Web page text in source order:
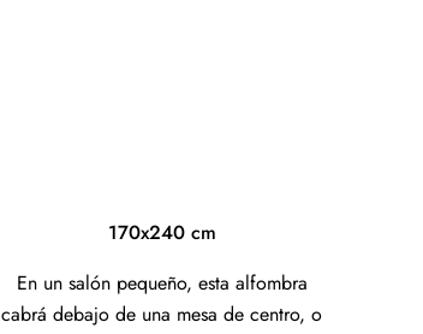
170x240 cm
En un salón pequeño, esta alfombra
cabrá debajo de una mesa de centro, o